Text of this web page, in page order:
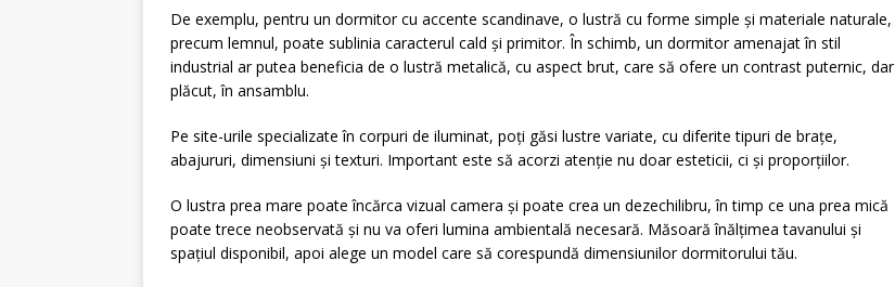
De exemplu, pentru un dormitor cu accente scandinave, o lustră cu forme simple și materiale naturale,
precum lemnul, poate sublinia caracterul cald și primitor. În schimb, un dormitor amenajat în stil
industrial ar putea beneficia de o lustră metalică, cu aspect brut, care să ofere un contrast puternic, dar
plăcut, în ansamblu.
Pe site-urile specializate în corpuri de iluminat, poți găsi lustre variate, cu diferite tipuri de brațe,
abajururi, dimensiuni și texturi. Important este să acorzi atenție nu doar esteticii, ci și proporțiilor.
O lustra prea mare poate încărca vizual camera și poate crea un dezechilibru, în timp ce una prea mică
poate trece neobservată și nu va oferi lumina ambientală necesară. Măsoară înălțimea tavanului și
spațiul disponibil, apoi alege un model care să corespundă dimensiunilor dormitorului tău.